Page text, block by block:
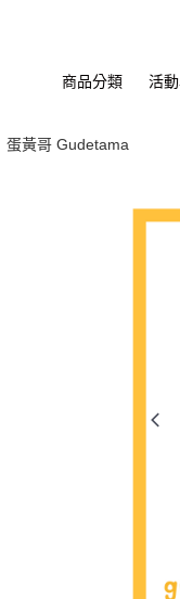
商品分類 活
蛋黃哥 Gudetama